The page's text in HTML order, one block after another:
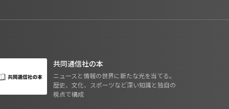
共同通信社の本
ニュースと情報の世界に新たな光を当てる。
歴史、文化、スポーツなど深い知識と独自の
視点で構成